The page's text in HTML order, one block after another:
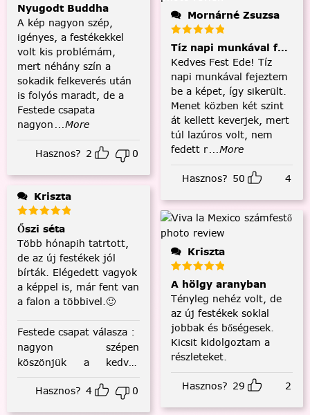
Nyugodt Buddha
A kép nagyon szép,
igényes, a festékekkel
volt kis problémám,
mert néhány szín a
sokadik felkeverés után
is folyós maradt, de a
Festede csapata
nagyon ...More
Hasznos? 2 0
Kriszta
Őszi séta
Több hónapih tatrtott,
de az új festékek jól
bírták. Elégedett vagyok
a képpel is, már fent van
a falon a többivel.🙂
Festede csapat válasza :
nagyon szépen
köszönjük a kedves
visszajelzést! :)
Hasznos? 4 0
Mornárné Zsuzsa
Tíz napi munkával
Kedves Fest Ede! Tíz
napi munkával fejeztem
be a képet, így sikerült.
Menet közben két szint
át kellett keverjek, mert
túl lazúros volt, nem
fedett r...More
Hasznos? 50 4
Kriszta
A hölgy aranyban
Tényleg nehéz volt, de
az új festékek soklal
jobbak és bőségesek.
Kicsit kidolgoztam a
részleteket.
Hasznos? 29 2